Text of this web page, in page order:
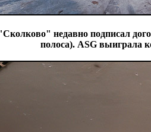
недавно подписал
полоса). ASG выиграла